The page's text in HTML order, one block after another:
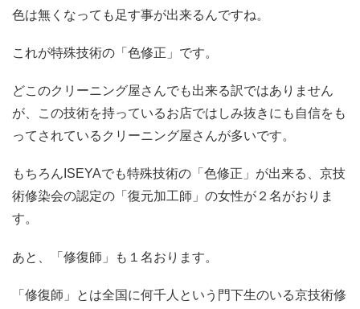
色は無くなっても足す事が出来るんですね。
これが特殊技術の「色修正」です。
どこのクリーニング屋さんでも出来る訳ではありません
が、この技術を持っているお店ではしみ抜きにも自信をも
ってされているクリーニング屋さんが多いです。
もちろんISEYAでも特殊技術の「色修正」が出来る、京技
術修染会の認定の「復元加工師」の女性が２名がおりま
す。
あと、「修復師」も１名おります。
「修復師」とは全国に何千人という門下生のいる京技術修